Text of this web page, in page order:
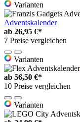
Varianten
Adventskalender
ab 26,95 €*
7 Preise vergleichen
Varianten
ab 56,50 €*
10 Preise vergleichen
Varianten